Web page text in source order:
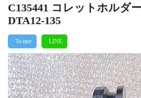
C135441 コレットホルダ
DTA12-135